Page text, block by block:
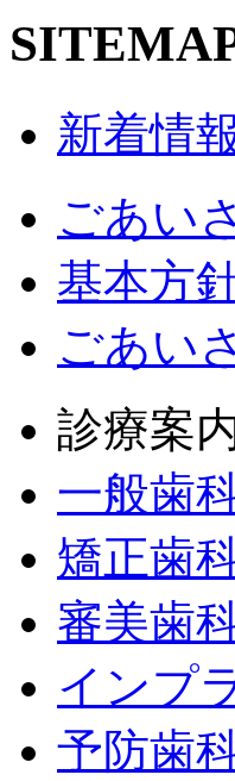
新着情
ごあい
基本方
ごあい
診療案
一般歯
矯正歯
審美歯
インプ
予防歯